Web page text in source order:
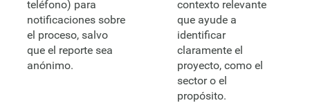
teléfono) para
notificaciones sobre
el proceso, salvo
que el reporte sea
anónimo.
contexto relevante
que ayude a
identificar
claramente el
proyecto, como el
sector o el
propósito.